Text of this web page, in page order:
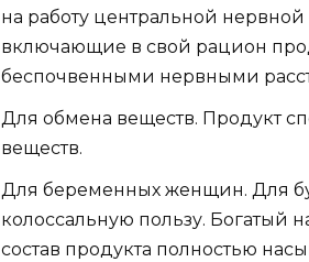
на работу центральной
включающие в свой рацион
беспочвенными нервными
Для обмена веществ. Продукт
веществ.
Для беременных женщин. Для
колоссальную пользу.
состав продукта полностью